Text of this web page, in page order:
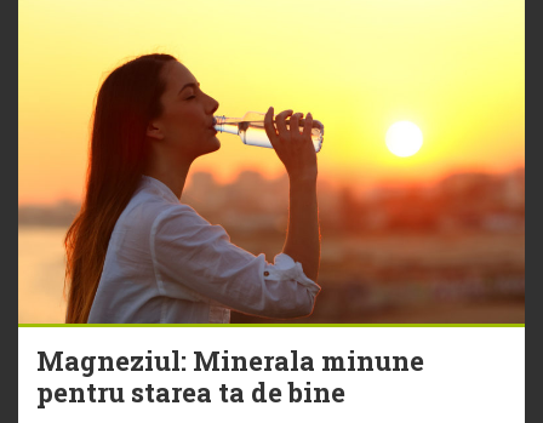
Magneziul: Minerala minune
pentru starea ta de bine